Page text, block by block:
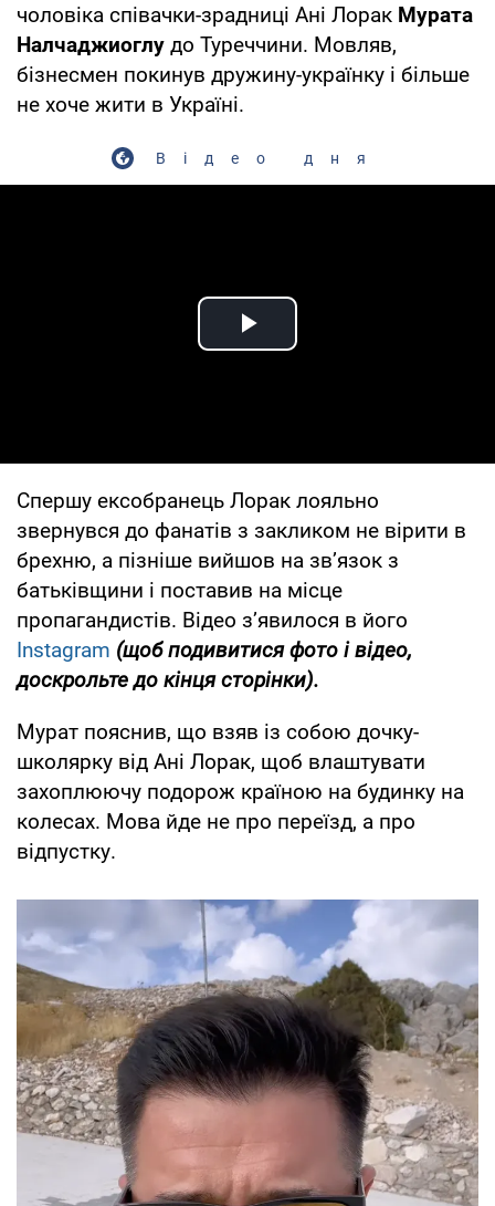
чоловіка співачки-зрадниці Ані Лорак Мурата
Налчаджиоглу до Туреччини. Мовляв,
бізнесмен покинув дружину-українку і більше
не хоче жити в Україні.
Відео дня
Play Video
Спершу ексобранець Лорак лояльно
звернувся до фанатів з закликом не вірити в
брехню, а пізніше вийшов на звʼязок з
батьківщини і поставив на місце
пропагандистів. Відео зʼявилося в його
Instagram (щоб подивитися фото і відео,
доскрольте до кінця сторінки).
Мурат пояснив, що взяв із собою дочку-
школярку від Ані Лорак, щоб влаштувати
захоплюючу подорож країною на будинку на
колесах. Мова йде не про переїзд, а про
відпустку.